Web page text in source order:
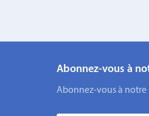
Abonnez-vous à
Abonnez-vous à notre